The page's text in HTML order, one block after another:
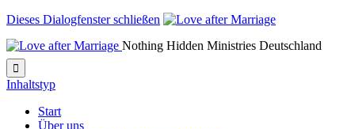
Dieses Dialogfenster schließen
Nothing Hidden Ministries Deutschland

Inhaltstyp
Start
Über uns